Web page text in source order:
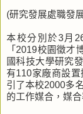
(研究發展處職發
本校分別於3月
「2019校園徵才
國科技大學研究
有110家廠商設
引了本校2000多
的工作媒合，媒